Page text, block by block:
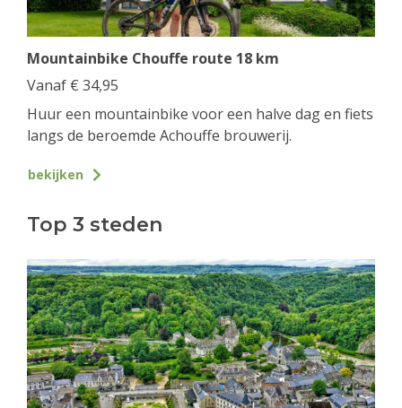
Mountainbike Chouffe route 18 km
Vanaf € 34,95
Huur een mountainbike voor een halve dag en fiets
langs de beroemde Achouffe brouwerij.
bekijken
Top 3 steden